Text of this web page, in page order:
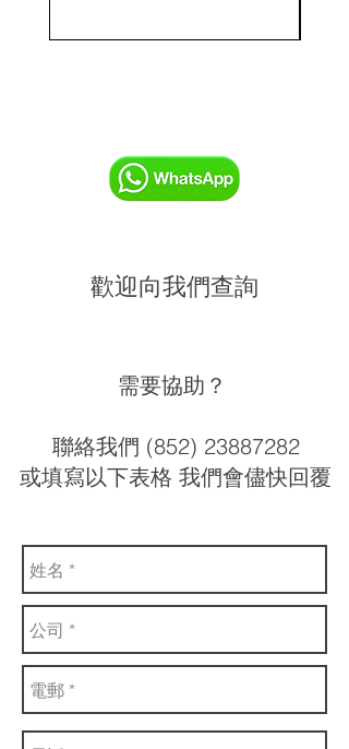
歡迎向我們查詢
需要協助？
聯絡我們 (852) 23887282
或填寫以下表格 我們會儘快回覆